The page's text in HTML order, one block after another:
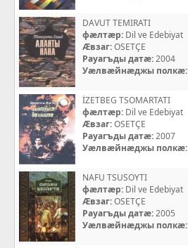
DAVUT TEMIRATI
фæлтæр: Dil ve Edebiyat
Æвзаг:OSETÇE
Рауагъды датæ:2004
Уæлвæйнæджы полкæ:
İZETBEG TSOMARTATI
фæлтæр: Dil ve Edebiyat
Æвзаг:OSETÇE
Рауагъды датæ:2007
Уæлвæйнæджы полкæ:
NAFU TSUSOYTI
фæлтæр: Dil ve Edebiyat
Æвзаг:OSETÇE
Рауагъды датæ:2005
Уæлвæйнæджы полкæ: